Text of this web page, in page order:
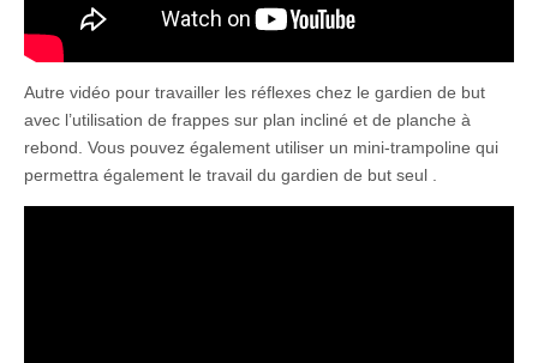
Autre vidéo pour travailler les réflexes chez le gardien de but
avec l’utilisation de frappes sur plan incliné et de planche à
rebond. Vous pouvez également utiliser un mini-trampoline qui
permettra également le travail du gardien de but seul .